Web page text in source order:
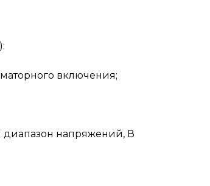
):
включения;
напряжений, В